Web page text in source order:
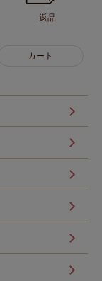
返品
カート